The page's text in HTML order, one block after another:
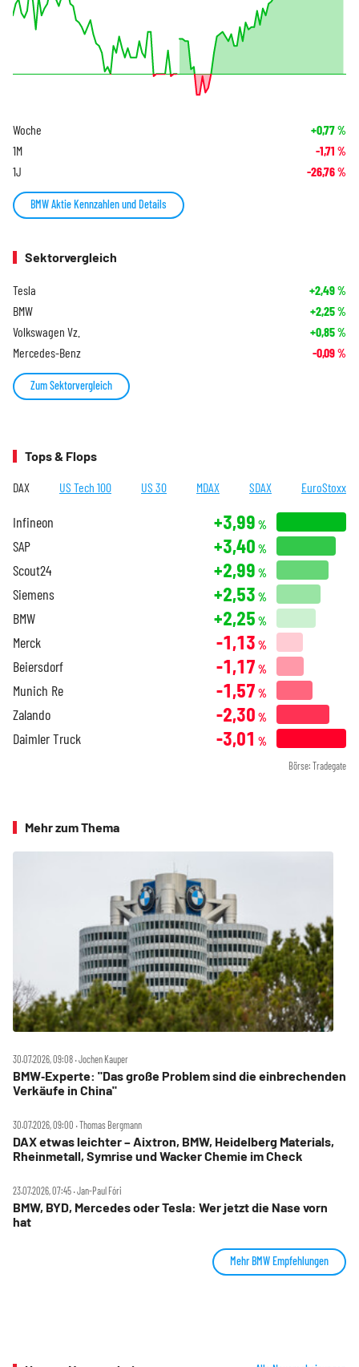
Woche +0,77%
1M -1,71 %
1J -26,76%
BMW Aktie Kennzahlen und Details
Sektorvergleich
Tesla +2,49%
BMW +2,25%
Volkswagen Vz. +0,85%
Mercedes-Benz -0,09%
Zum Sektorvergleich
Tops & Flops
DAX US Tech 100 US 30 MDAX SDAX EuroStoxx
Infineon +3,99 %
SAP +3,40 %
Scout24 +2,99 %
Siemens +2,53 %
BMW +2,25 %
Merck -1,13 %
Beiersdorf -1,17 %
Munich Re -1,57 %
Zalando -2,30 %
Daimler Truck -3,01 %
Börse: Tradegate
Mehr zum Thema
30.07.2026, 09:08 ‧ Jochen Kauper
BMW‑Experte: "Das große Problem sind die einbrechenden
Verkäufe in China"
30.07.2026, 09:00 ‧ Thomas Bergmann
DAX etwas leichter – Aixtron, BMW, Heidelberg Materials,
Rheinmetall, Symrise und Wacker Chemie im Check
23.07.2026, 07:45 ‧ Jan-Paul Fóri
BMW, BYD, Mercedes oder Tesla: Wer jetzt die Nase vorn
hat
Mehr BMW Empfehlungen